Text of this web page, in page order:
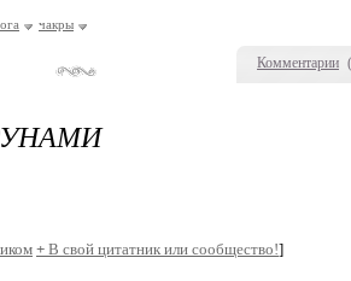
Комментарии (
чакры
+ В свой цитатник или сообщество!]